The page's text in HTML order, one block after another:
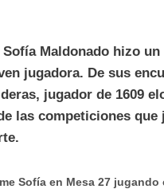
Sofía Maldonado hizo
jugadora. De sus
jugador de 1609
las competiciones
Sofía en Mesa 27